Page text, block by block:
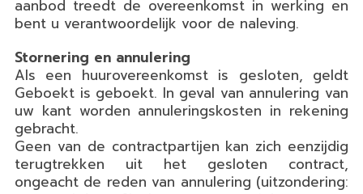
aanbod treedt de overeenkomst in werking en
bent u verantwoordelijk voor de naleving.
Stornering en annulering
Als een huurovereenkomst is gesloten, geldt
Geboekt is geboekt. In geval van annulering van
uw kant worden annuleringskosten in rekening
gebracht.
Geen van de contractpartijen kan zich eenzijdig
terugtrekken uit het gesloten contract,
ongeacht de reden van annulering (uitzondering: